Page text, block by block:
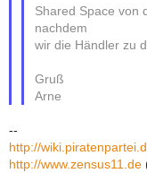
Shared Space von
nachdem
wir die Händler zu
Gruß
Arne
--
http://
http://www.zensus11.de